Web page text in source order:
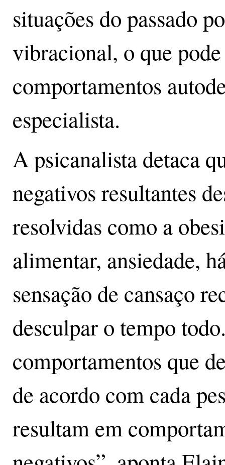
situações do passado
vibracional, o que
comportamentos
especialista.
A psicanalista detaca
negativos resultantes
resolvidas como a
alimentar, ansiedade,
sensação de cansaço
desculpar o tempo
comportamentos que
de acordo com cada
resultam em